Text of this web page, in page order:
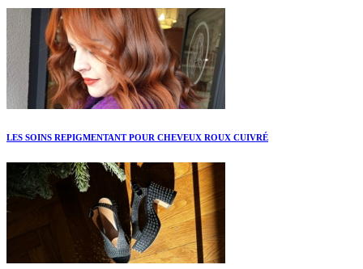
LES SOINS REPIGMENTANT POUR CHEVEUX ROUX CUIVRÉ